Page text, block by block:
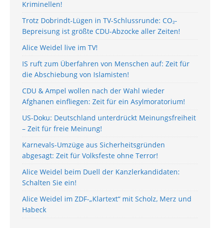
Kriminellen!
Trotz Dobrindt-Lügen in TV-Schlussrunde: CO₂-
Bepreisung ist größte CDU-Abzocke aller Zeiten!
Alice Weidel live im TV!
IS ruft zum Überfahren von Menschen auf: Zeit für
die Abschiebung von Islamisten!
CDU & Ampel wollen nach der Wahl wieder
Afghanen einfliegen: Zeit für ein Asylmoratorium!
US-Doku: Deutschland unterdrückt Meinungsfreiheit
– Zeit für freie Meinung!
Karnevals-Umzüge aus Sicherheitsgründen
abgesagt: Zeit für Volksfeste ohne Terror!
Alice Weidel beim Duell der Kanzlerkandidaten:
Schalten Sie ein!
Alice Weidel im ZDF-„Klartext“ mit Scholz, Merz und
Habeck